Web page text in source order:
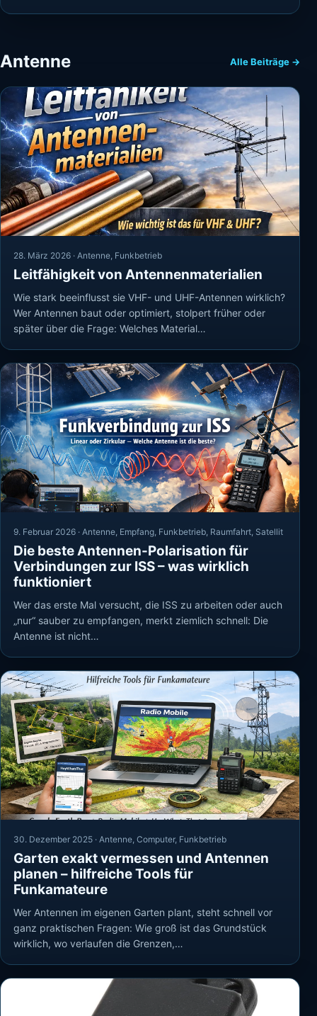
Antenne Alle Beiträge →
28. März 2026 · Antenne, Funkbetrieb
Leitfähigkeit von Antennenmaterialien
Wie stark beeinflusst sie VHF- und UHF-Antennen wirklich?
Wer Antennen baut oder optimiert, stolpert früher oder
später über die Frage: Welches Material…
9. Februar 2026 · Antenne, Empfang, Funkbetrieb, Raumfahrt, Satellit
Die beste Antennen-Polarisation für
Verbindungen zur ISS – was wirklich
funktioniert
Wer das erste Mal versucht, die ISS zu arbeiten oder auch
„nur“ sauber zu empfangen, merkt ziemlich schnell: Die
Antenne ist nicht…
30. Dezember 2025 · Antenne, Computer, Funkbetrieb
Garten exakt vermessen und Antennen
planen – hilfreiche Tools für
Funkamateure
Wer Antennen im eigenen Garten plant, steht schnell vor
ganz praktischen Fragen: Wie groß ist das Grundstück
wirklich, wo verlaufen die Grenzen,…